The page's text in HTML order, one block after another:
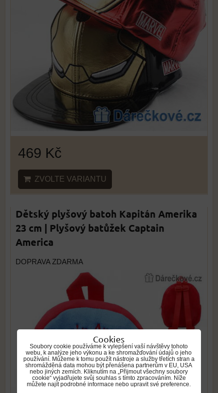
469 Kč
ZVOLTE VARIANTU
Dětský plyšový batoh Kapitán Amerika
23 cm | Plyšový batůžek Captain
America
DOPRAVA ZDARMA
Cookies
Soubory cookie používáme k vylepšení vaší návštěvy tohoto
webu, k analýze jeho výkonu a ke shromažďování údajů o jeho
používání. Můžeme k tomu použít nástroje a služby třetích stran a
shromážděná data mohou být přenášena partnerům v EU, USA
nebo jiných zemích. Kliknutím na „Přijmout všechny soubory
cookie“ vyjadřujete svůj souhlas s tímto zpracováním. Níže
můžete najít podrobné informace nebo upravit své preference.